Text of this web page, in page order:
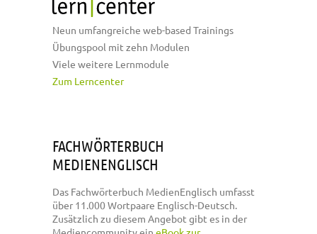
Neun umfangreiche web-based Trainings
Übungspool mit zehn Modulen
Viele weitere Lernmodule
Zum Lerncenter
FACHWÖRTERBUCH
MEDIENENGLISCH
Das Fachwörterbuch MedienEnglisch umfasst
über 11.000 Wortpaare Englisch-Deutsch.
Zusätzlich zu diesem Angebot gibt es in der